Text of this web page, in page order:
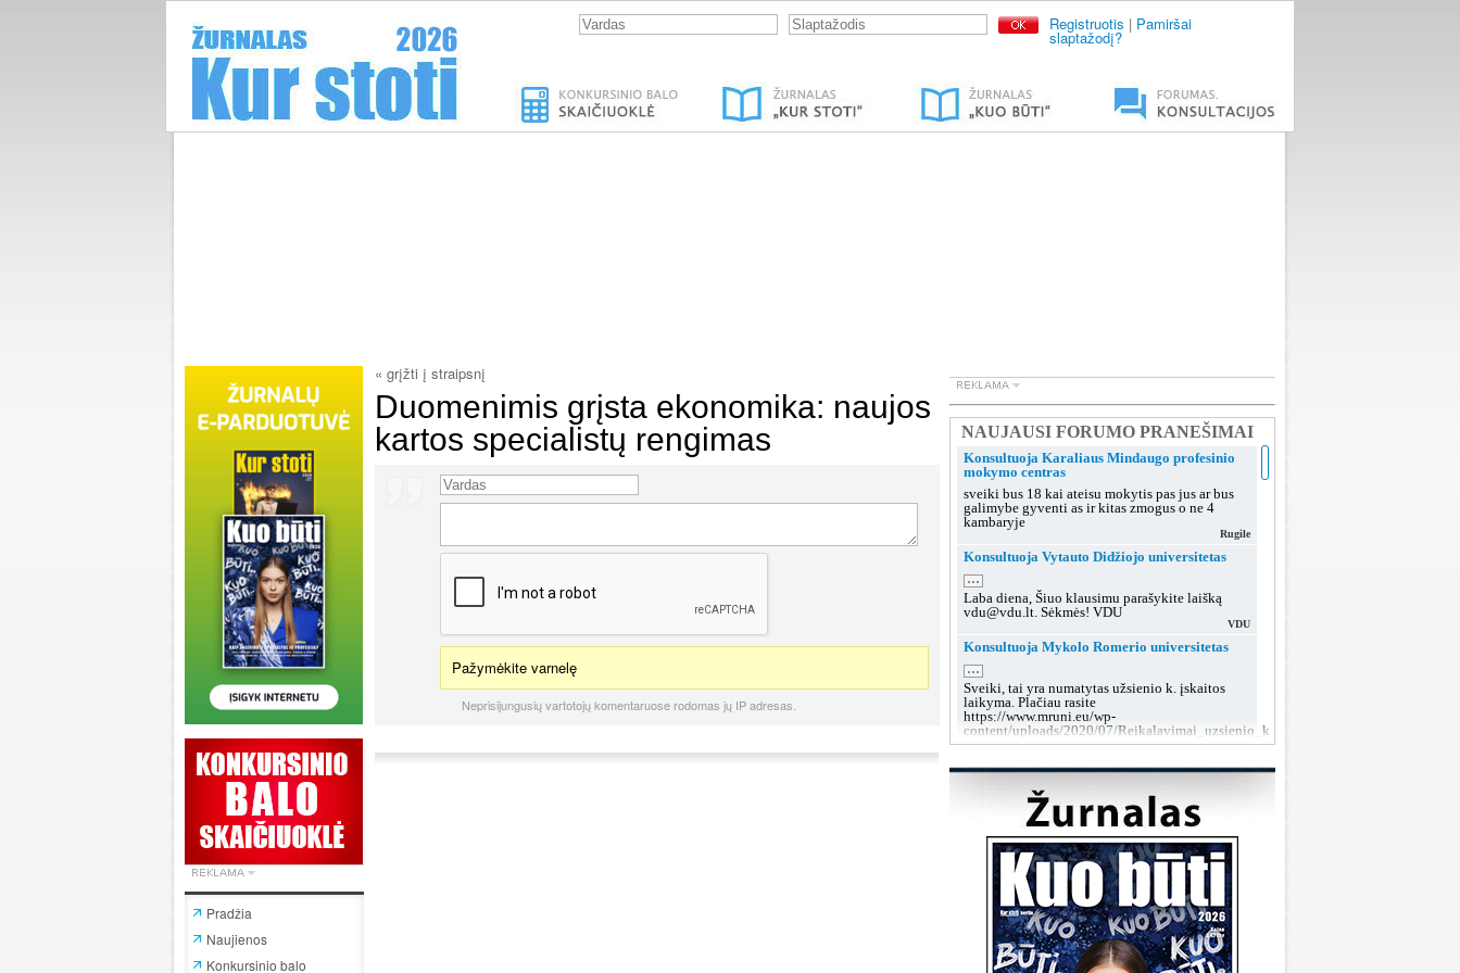
Registruotis | Pamiršai
slaptažodį?
Pradžia
Naujienos
Konkursinio balo
« grįžti į straipsnį
Duomenimis grįsta ekonomika: naujos
kartos specialistų rengimas
Pažymėkite varnelę
Neprisijungusių vartotojų komentaruose rodomas jų IP adresas.
Konsultuoja Karaliaus Mindaugo profesinio
mokymo centras
sveiki bus 18 kai ateisu mokytis pas jus ar bus
galimybe gyventi as ir kitas zmogus o ne 4
kambaryje
Rugile
Konsultuoja Vytauto Didžiojo universitetas
...
Laba diena, Šiuo klausimu parašykite laišką
vdu@vdu.lt. Sėkmės! VDU
VDU
Konsultuoja Mykolo Romerio universitetas
...
Sveiki, tai yra numatytas užsienio k. įskaitos
laikyma. Plačiau rasite
https://www.mruni.eu/wp-
content/uploads/2020/07/Reikalavimai_uzsienio_kalbos_iskaitai_2018.pdf
MRU konsultacijos
Konsultuoja Lietuvos sveikatos mokslų
Laba diena, tokiu klausimu rekomenduojame po
sutarties pasirašymo kreiptis į dekanatą prieš
grupių suformavimą arba teikti prašymą dėl
grupės keitimo, kai grupės jau bus aiškios.
LSMU SRT
Konsultuoja Klaipėdos valstybinė kolegija
Laba diena, taip, galite susisiekti su mumis šiais
kontaktais:
https://www.kvk.lt/stojantiesiems/priemimas-i-
NAUJAUSI FORUMO PRANEŠIMAI